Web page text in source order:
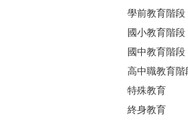
學前教育階段
國小教育階段
國中教育階段
高中職教育階
特殊教育
終身教育